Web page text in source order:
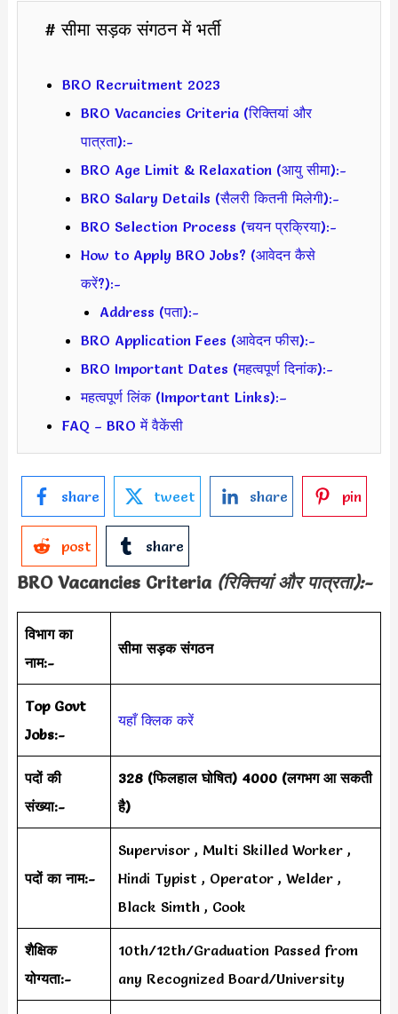
# सीमा सड़क संगठन में भर्ती
BRO Recruitment 2023
BRO Vacancies Criteria (रिक्तियां और
पात्रता):-
BRO Age Limit & Relaxation (आयु सीमा):-
BRO Salary Details (सैलरी कितनी मिलेगी):-
BRO Selection Process (चयन प्रक्रिया):-
How to Apply BRO Jobs? (आवेदन कैसे
करें?):-
Address (पता):-
BRO Application Fees (आवेदन फीस):-
BRO Important Dates (महत्वपूर्ण दिनांक):-
महत्वपूर्ण लिंक (Important Links):–
FAQ – BRO में वैकेंसी
share tweet share pin
post share
BRO Vacancies Criteria (रिक्तियां और पात्रता):-
विभाग का
नाम:-
सीमा सड़क संगठन
Top Govt
Jobs:-
यहाँ क्लिक करें
पदों की
संख्या:-
328 (फिलहाल घोषित) 4000 (लगभग आ सकती
है)
पदों का नाम:-
Supervisor , Multi Skilled Worker ,
Hindi Typist , Operator , Welder ,
Black Simth , Cook
शैक्षिक
योग्यता:-
10th/12th/Graduation Passed from
any Recognized Board/University